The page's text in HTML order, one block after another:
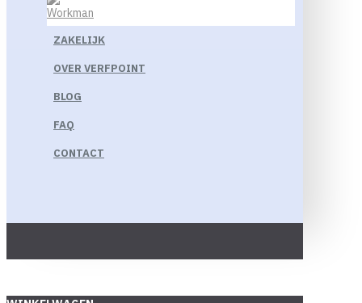
ZAKELIJK
OVER VERFPOINT
BLOG
FAQ
CONTACT